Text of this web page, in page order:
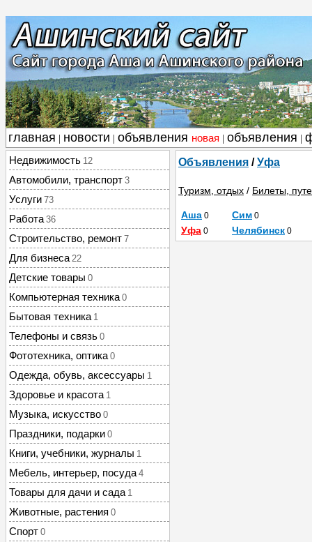
главная новости объявления новая объявления
Недвижимость 12
Автомобили, транспорт 3
Услуги 73
Работа 36
Строительство, ремонт 7
Для бизнеса 22
Детские товары 0
Компьютерная техника 0
Бытовая техника 1
Телефоны и связь 0
Фототехника, оптика 0
Одежда, обувь, аксессуары 1
Здоровье и красота 1
Музыка, искусство 0
Праздники, подарки 0
Книги, учебники, журналы 1
Мебель, интерьер, посуда 4
Товары для дачи и сада 1
Животные, растения 0
Спорт 0
Объявления /Уфа
Туризм, отдых / Билеты,
Аша 0 Сим 0
Уфа 0 Челябинск 0